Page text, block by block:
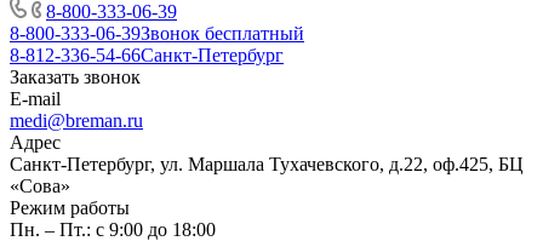
8-800-333-06-39
8-800-333-06-39Звонок бесплатный
8-812-336-54-66Санкт-Петербург
Заказать звонок
E-mail
medi@breman.ru
Адрес
Санкт-Петербург, ул. Маршала Тухачевского, д.22, оф.425, БЦ
«Сова»
Режим работы
Пн. – Пт.: с 9:00 до 18:00